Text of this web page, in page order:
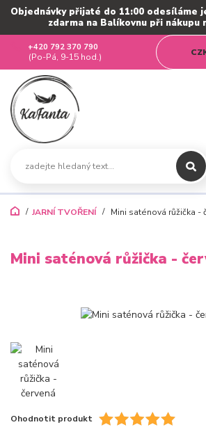
Objednávky přijaté do 11:00 odesíláme
zdarma na Balíkovnu při nákupu
+420 792 370 790
(Po-Pá, 9-15 hod.)
JARNÍ TVOŘENÍ Mini saténová růžička -
Mini saténová růžička -
Ohodnotit produkt